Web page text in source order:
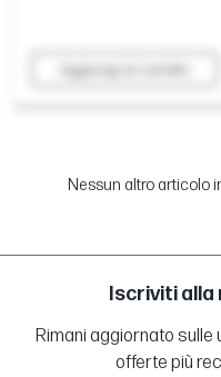
Aggiungi al carrello
Nessun altro articolo
Iscriviti
Rimani aggiornato sulle
offerte più